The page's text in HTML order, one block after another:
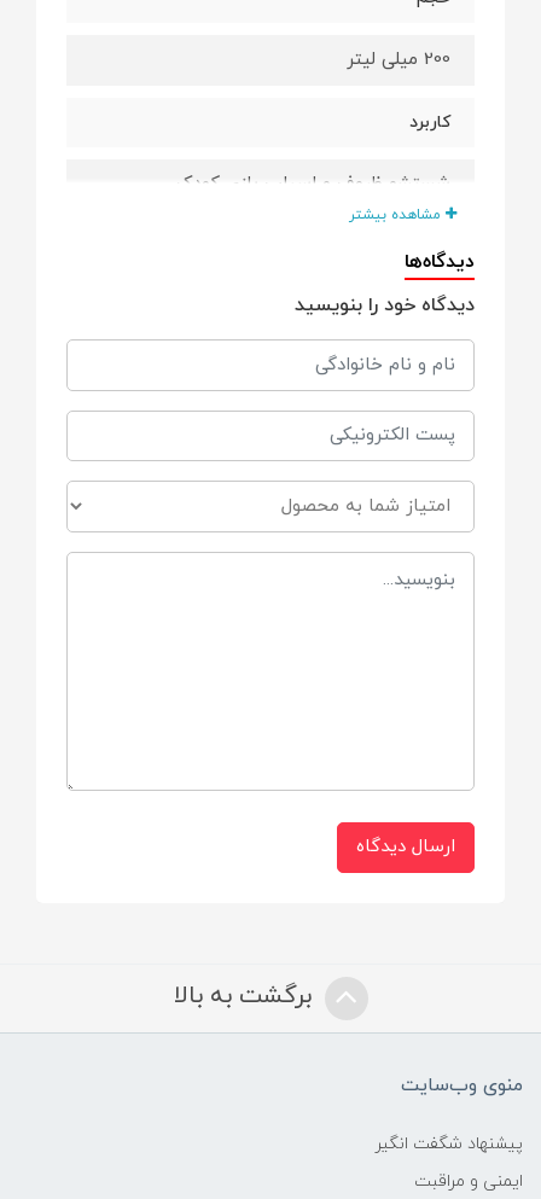
200 میلی لیتر
کاربرد
شستشو ظروف و اسباب بازی کودک
ویژگی ها
قابل استفاده برای محصولات کودک
ضد عفونی کننده میوه و سبزیجات
بدون آسیب رساندن به وسایل
حاوی بنزالکوئیم کلراید
ترکیبات
پس از شستشوی اولیه به مدت ۱۵ دقیقه در
محلول قرار داده و سپس آبکشی نمایید.
صورت تماس با چشم و دست، با آب فراوان
در زمان مصرف از دستکش استفاده شود.
مشاهده بیشتر
دیدگاه‌ها
دیدگاه خود را بنویسید
ارسال دیدگاه
برگشت به بالا
منوی وب‌سایت
پیشنهاد شگفت انگیر
ایمنی و مراقبت